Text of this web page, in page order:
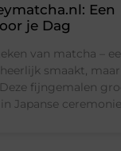
Een
je Dag
van matcha –
smaakt,
fijngemalen
Japanse